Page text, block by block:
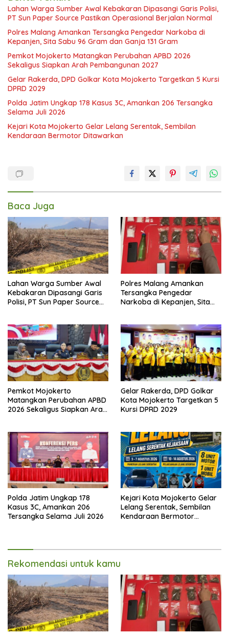
Lahan Warga Sumber Awal Kebakaran Dipasangi Garis Polisi,
PT Sun Paper Source Pastikan Operasional Berjalan Normal
Polres Malang Amankan Tersangka Pengedar Narkoba di
Kepanjen, Sita Sabu 96 Gram dan Ganja 131 Gram
Pemkot Mojokerto Matangkan Perubahan APBD 2026
Sekaligus Siapkan Arah Pembangunan 2027
Gelar Rakerda, DPD Golkar Kota Mojokerto Targetkan 5 Kursi
DPRD 2029
Polda Jatim Ungkap 178 Kasus 3C, Amankan 206 Tersangka
Selama Juli 2026
Kejari Kota Mojokerto Gelar Lelang Serentak, Sembilan
Kendaraan Bermotor Ditawarkan
Baca Juga
Lahan Warga Sumber Awal
Kebakaran Dipasangi Garis
Polisi, PT Sun Paper Source
Polres Malang Amankan
Tersangka Pengedar
Narkoba di Kepanjen, Sita
Pemkot Mojokerto
Matangkan Perubahan APBD
2026 Sekaligus Siapkan Arah
Gelar Rakerda, DPD Golkar
Kota Mojokerto Targetkan 5
Kursi DPRD 2029
Polda Jatim Ungkap 178
Kasus 3C, Amankan 206
Tersangka Selama Juli 2026
Kejari Kota Mojokerto Gelar
Lelang Serentak, Sembilan
Kendaraan Bermotor
Rekomendasi untuk kamu